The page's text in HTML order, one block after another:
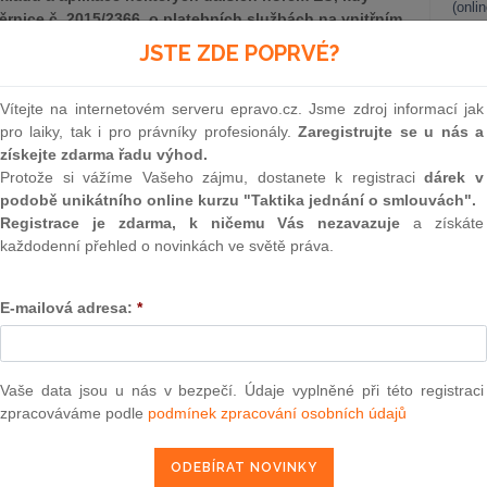
č. 2015/2366, o platebních službách na vnitřním
ustanovení a možná řešení případné kolize mezi
rady pro ochranu údajů[1].
udělování a odvolávání souhlasu, přičemž jednou
souhlas“ tak, jak je nastaven v čl. 94 odst. 2 PSD2,
v rámci GDPR.
„
smluvním, když platební styk je umožněn na základě
uživatelem platebních služeb. Tento názor pak posiluje
JSTE ZDE POPRVÉ?
Vítejte na internetovém serveru epravo.cz. Jsme zdroj informací jak
pro laiky, tak i pro právníky profesionály.Zaregistrujte se u nás a
získejte zdarma řadu výhod.
Protože si vážíme Vašeho zájmu, dostanete k registracidárek v
podobě unikátního online kurzu "Taktika jednání o smlouvách".
Registrace je zdarma, k ničemu Vás nezavazuje a získáte
každodenní přehled o novinkách ve světě práva.
E-mailová adresa: *
Vaše data jsou u nás v bezpečí. Údaje vyplněné při této registraci
zpracováváme podle podmínek zpracování osobních údajů